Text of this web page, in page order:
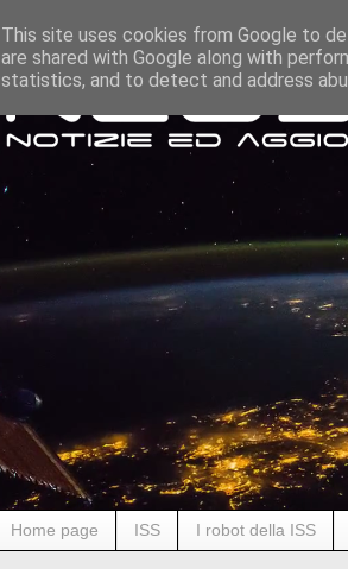
Home page ISS I robot della ISS
This site uses cookies from Google to
are shared with Google along with
statistics, and to detect and address